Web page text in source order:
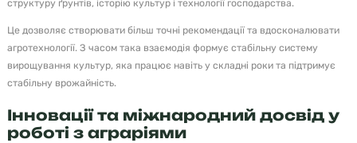
структуру ґрунтів, історію культур і технології господарства.
Це дозволяє створювати більш точні рекомендації та вдосконалювати
агротехнології. З часом така взаємодія формує стабільну систему
вирощування культур, яка працює навіть у складні роки та підтримує
стабільну врожайність.
Інновації та міжнародний досвід у
роботі з аграріями